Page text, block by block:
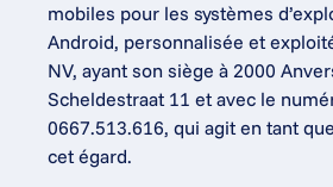
mobiles pour les systèmes
Android, personnalisée et
NV, ayant son siège à 2000
Scheldestraat 11 et avec le
0667.513.616, qui agit en tant
cet égard.